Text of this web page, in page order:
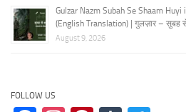
Gulzar Nazm Subah Se Shaam
(English Translation) | गुलज़ार – सुबह
August 9, 2026
FOLLOW US